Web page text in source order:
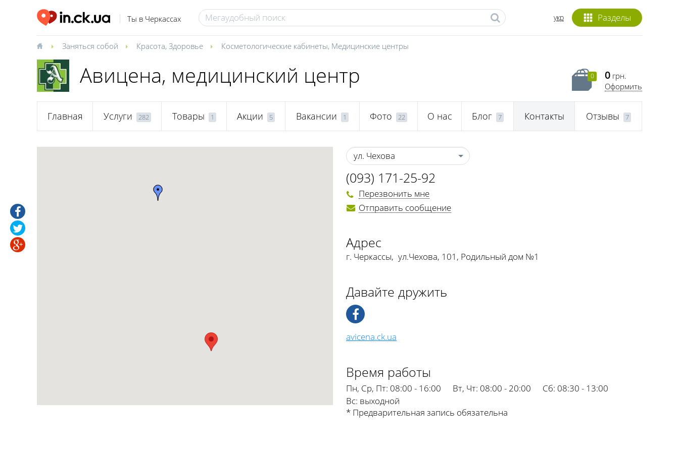
Ты в Черкассах Разделы
укр
Заняться собой Красота, Здоровье Косметологические кабинеты, Медицинские центры
Авицена, медицинский центр 0 0 грн.
Оформить
Главная Услуги 282 Товары 1 Акции 5 Вакансии 1 Фото 22 О нас Блог 7 Контакты Отзывы 7
ул. Чехова
(093) 171-25-92
Перезвонить мне
Отправить сообщение
Адрес
г. Черкассы, ул.Чехова, 101, Родильный дом №1
Давайте дружить
avicena.ck.ua
Время работы
Пн, Ср, Пт: 08:00 - 16:00 Вт, Чт: 08:00 - 20:00 Сб: 08:30 - 13:00
Вс: выходной
* Предварительная запись обязательна